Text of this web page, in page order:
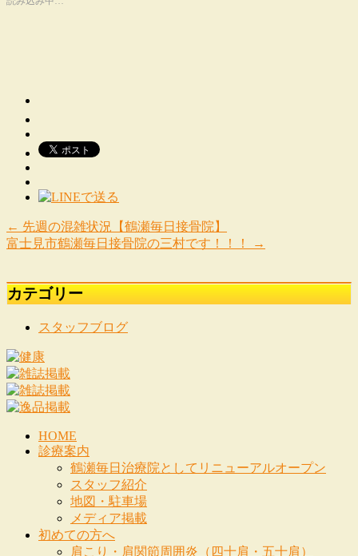
← 先週の混雑状況【鶴瀬毎日接骨院】
富士見市鶴瀬毎日接骨院の三村です！！！
→
カテゴリー
スタッフブログ
HOME
診療案内
鶴瀬毎日治療院としてリニューアルオープン
スタッフ紹介
地図・駐車場
メディア掲載
初めての方へ
肩こり・肩関節周囲炎（四十肩・五十肩）